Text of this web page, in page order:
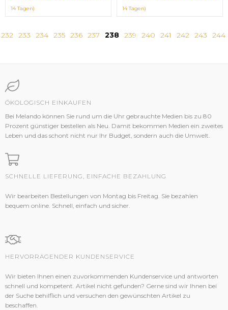
14 Tagen)
14 Tagen)
232 233 234 235 236 237 238 239 240 241 242 243 244
ÖKOLOGISCH EINKAUFEN
Bei Melando können Sie rund um die Uhr gebrauchte Medien bis zu 80
Prozent günstiger bestellen als Neu. Damit bekommen Medien ein zweites
Leben und das schont nicht nur Ihr Budget, sondern auch die Umwelt.
SCHNELLE LIEFERUNG, EINFACHE BEZAHLUNG
Wir bearbeiten Bestellungen von Montag bis Freitag. Sie bezahlen
bequem online. Schnell, einfach und sicher.
HERVORRAGENDER KUNDENSERVICE
Wir bieten Ihnen einen zuvorkommenden Kundenservice und antworten
schnell und kompetent. Artikel nicht gefunden? Gerne sind wir Ihnen bei
der Suche behilflich und versuchen den gewünschten Artikel zu
beschaffen.